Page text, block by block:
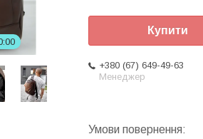
00
Купити
+380 (67) 649-49-63
Менеджер